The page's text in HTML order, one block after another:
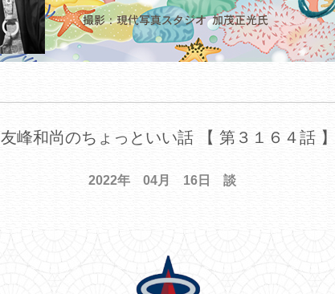
友峰和尚のちょっといい話 【 第３１６４話 】
2022年 04月 16日 談